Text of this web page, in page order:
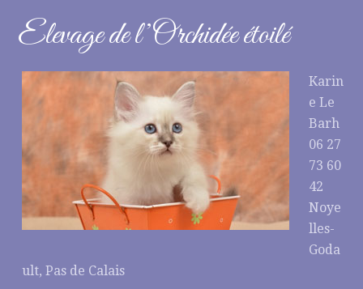
Elevage de l’Orchidée étoilé
Karin
e Le
Barh
06 27
73 60
42
Noye
lles-
Goda
ult, Pas de Calais